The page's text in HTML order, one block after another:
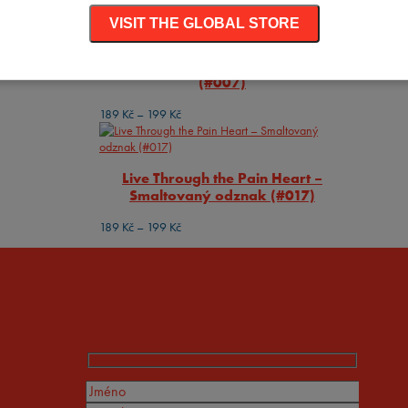
189Kč – 199Kč Rozpětí
cen:
199 Kč(#007)
189 Kč – 199 KčRozpětí
cen:
199 Kč
Live Through the Pain Heart –
Smaltovaný odznak (#017)
189 Kč – 199 KčRozpětí
VISIT THE GLOBAL STORE